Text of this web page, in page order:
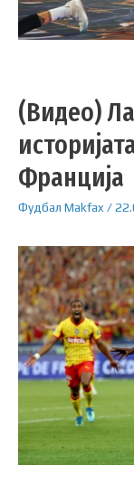
(Видео)
Франција
Фудбал Makfax /